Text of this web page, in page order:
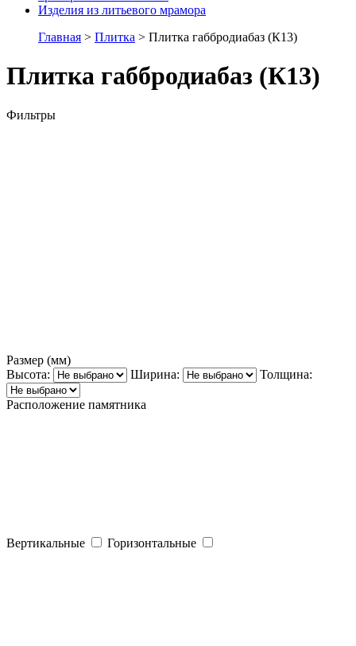
Изделия из литьевого мрамора
Главная > Плитка > Плитка габбродиабаз (К13)
Плитка габбродиабаз (К13)
Фильтры
Размер (мм)
Высота:
Ширина: Толщина:
Расположение памятника
Вертикальные Горизонтальные